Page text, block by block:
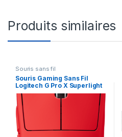
Produits similaires
Souris sans fil
Souris Gaming Sans Fil
Logitech G Pro X Superlight
(910-005957)